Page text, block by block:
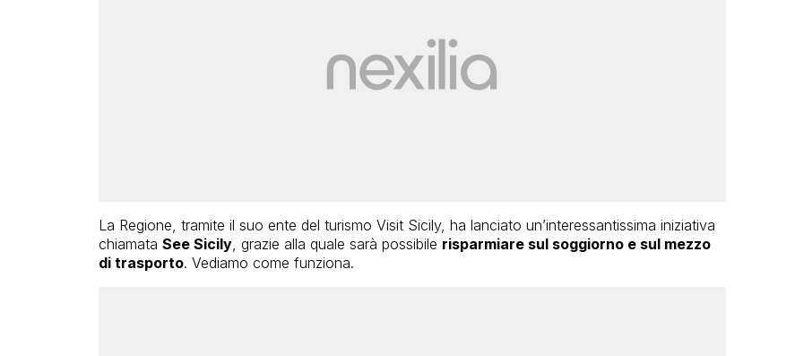
La Regione, tramite il suo ente del turismo Visit Sicily, ha lanciato un’interessantissima iniziativa
chiamata See Sicily, grazie alla quale sarà possibile risparmiare sul soggiorno e sul mezzo
di trasporto. Vediamo come funziona.